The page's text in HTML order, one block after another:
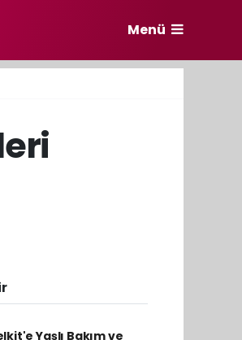
Menü
Yaşlı Bakım ve